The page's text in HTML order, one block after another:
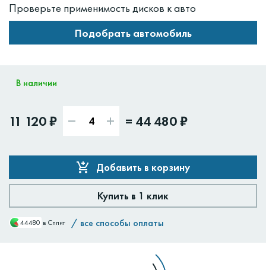
Проверьте применимость дисков к авто
Подобрать автомобиль
В наличии
11 120 ₽ = 44 480 ₽
Добавить в корзину
Купить в 1 клик
44480 в Сплит / все способы оплаты